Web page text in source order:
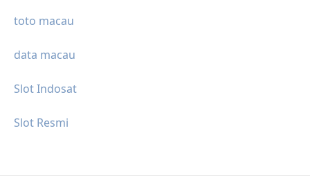
toto macau
data macau
Slot Indosat
Slot Resmi